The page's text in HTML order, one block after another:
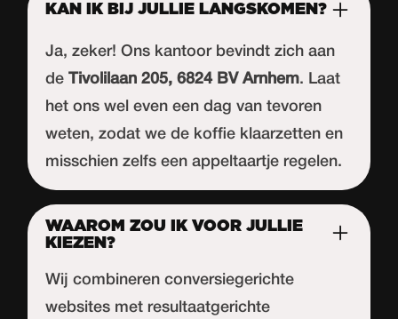
KAN IK BIJ JULLIE LANGSKOMEN?
Ja, zeker! Ons kantoor bevindt zich aan
de
Tivolilaan 205, 6824 BV Arnhem. Laat
het ons wel even een dag van tevoren
weten, zodat we de koffie klaarzetten en
misschien zelfs een appeltaartje regelen.
WAAROM ZOU IK VOOR JULLIE
KIEZEN?
Wij combineren conversiegerichte
websites met resultaatgerichte